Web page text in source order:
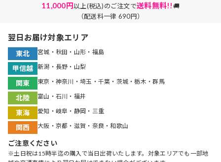
11,000円以上(税込)のご注文で送料無料!!🚚
（配送料一律 690円）
翌日お届け対象エリア
東北 宮城・秋田・山形・福島
甲信越 新潟・長野・山梨
関東 東京・神奈川・埼玉・千葉・茨城・栃木・群馬
北陸 富山・石川・福井
東海 愛知・岐阜・静岡・三重
関西 大阪・京都・滋賀・奈良・和歌山
ご注意ください
※土日祝は15時半迄の購入で当日出荷いたします。対象エリアでも一部地